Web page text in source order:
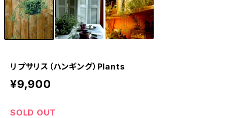
リプサリス（ハンギング）Plants
¥9,900
SOLD OUT